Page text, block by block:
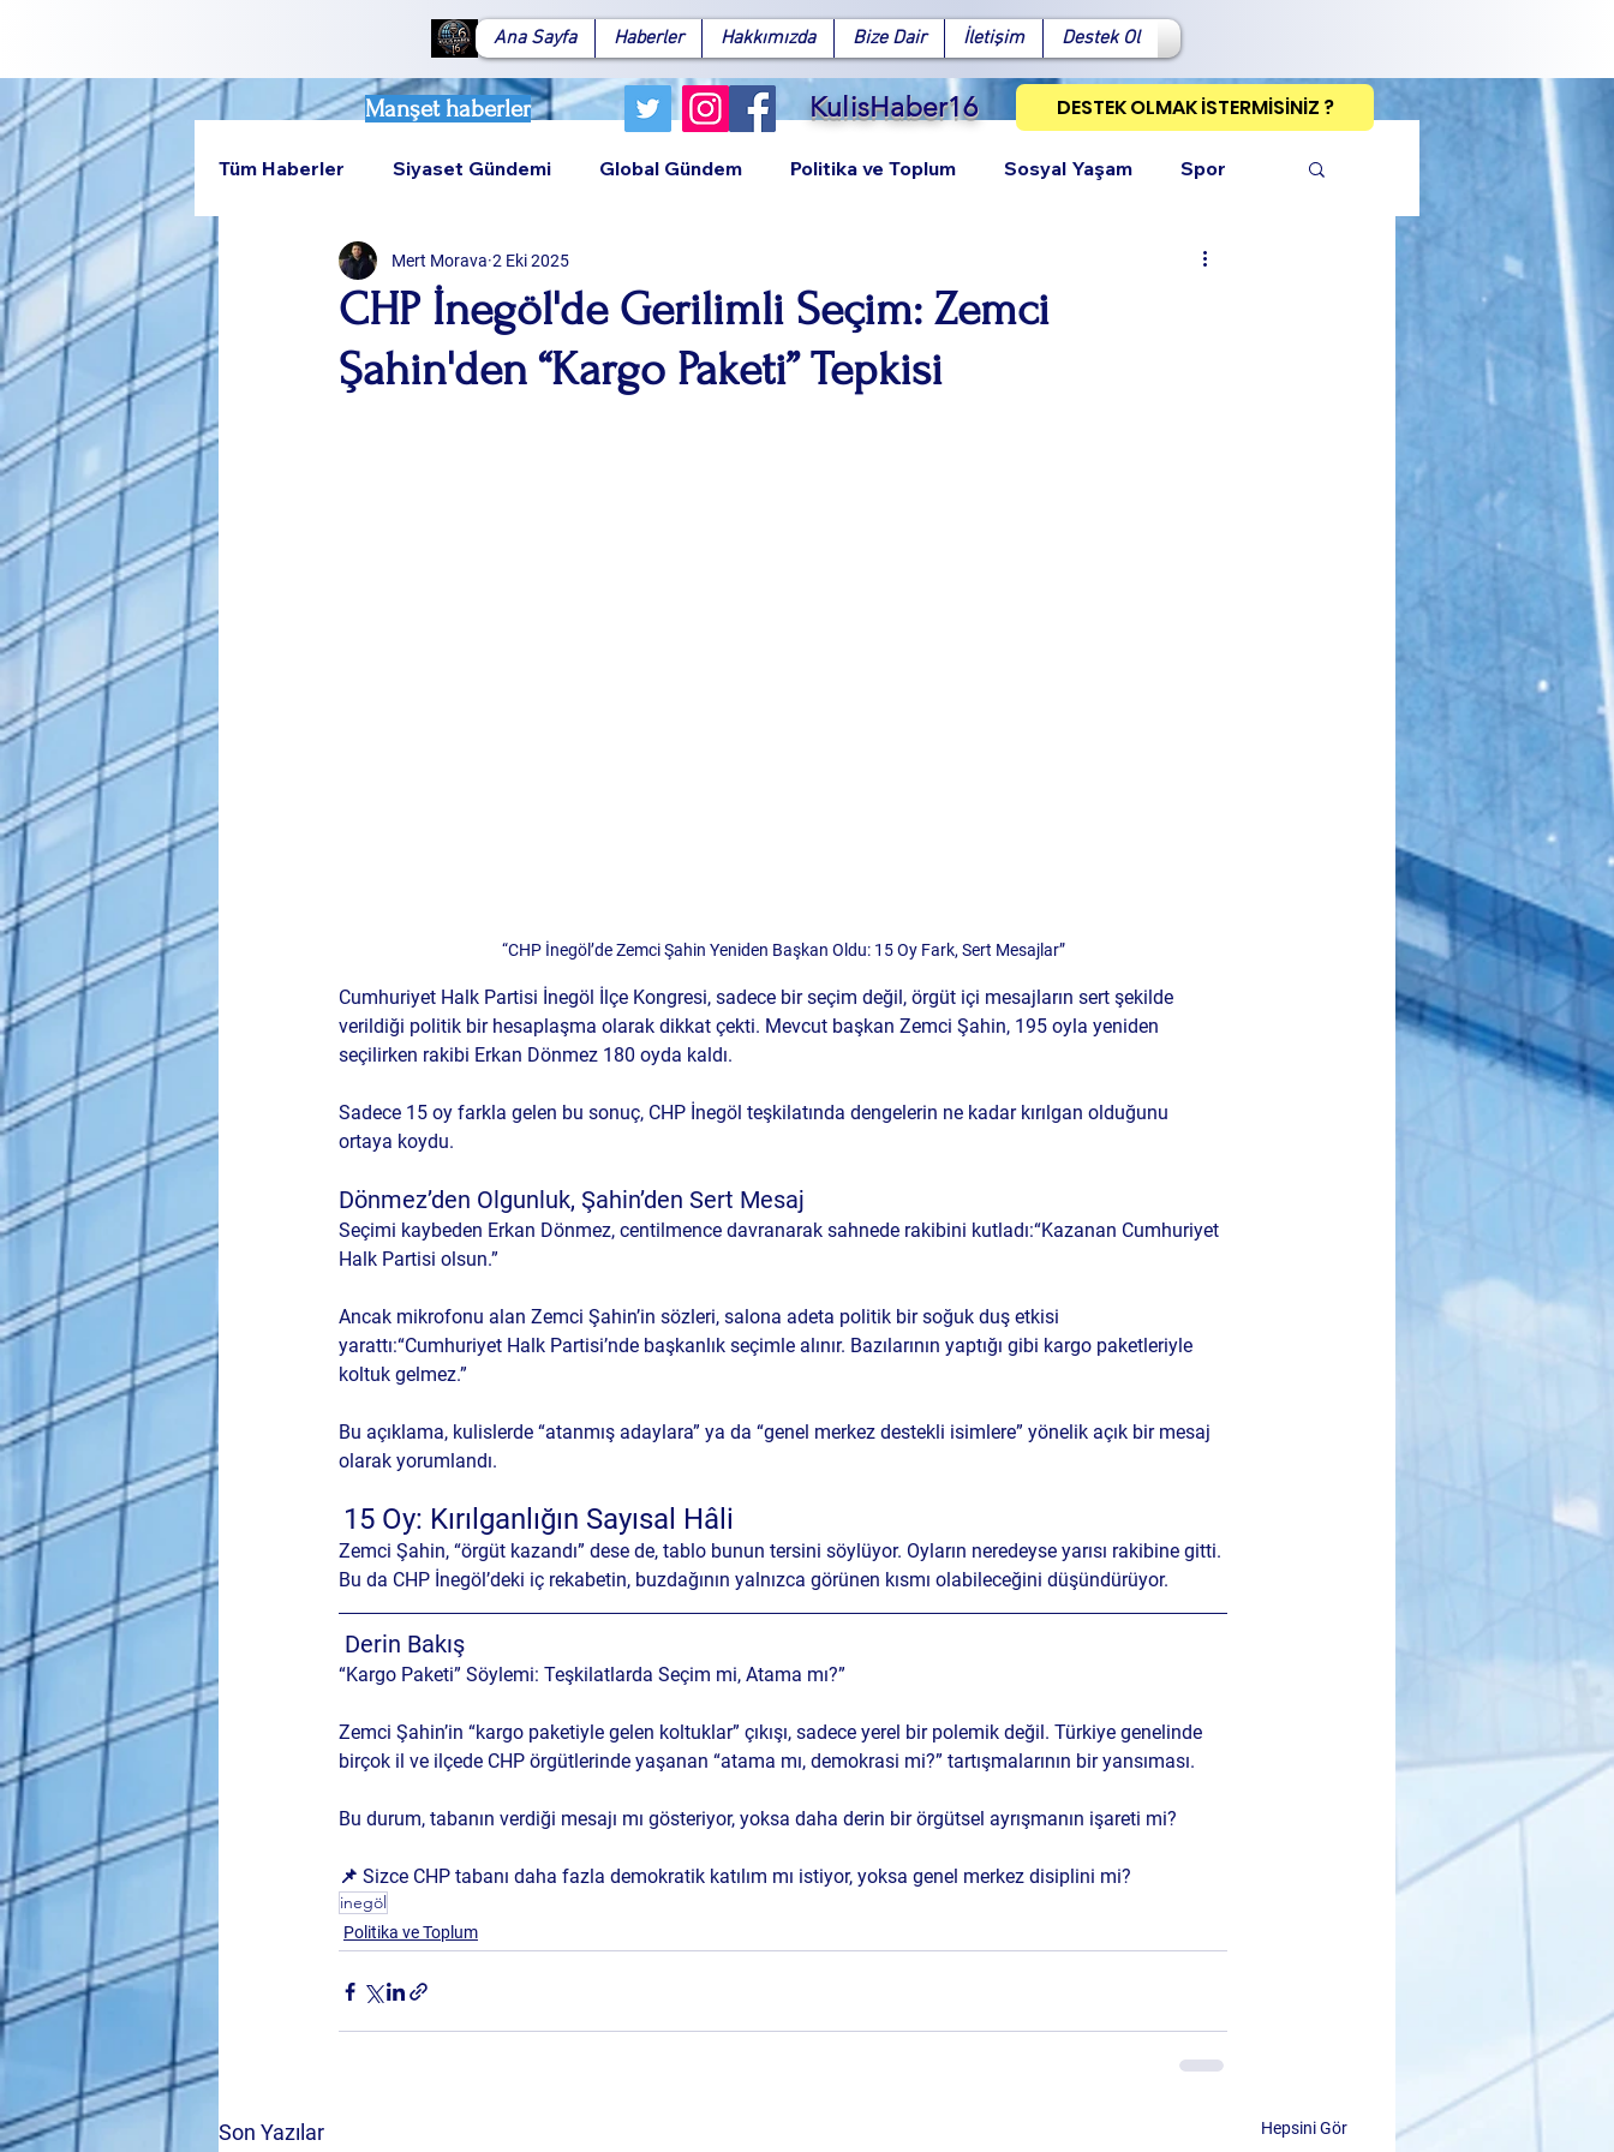
Ana Sayfa Haberler Hakkımızda Bize Dair İletişim Destek Ol
Manşet haberler KulisHaber16 DESTEK OLMAK İSTERMİSİNİZ ?
Facebook X (Twitter) WhatsApp LinkedIn
Tüm Haberler Siyaset Gündemi Global Gündem Politika ve Toplum Sosyal Yaşam Spor
Teknoloji Rumeli
CHP İnegöl'de Gerilimli Seçim: Zemci
Şahin'den “Kargo Paketi” Tepkisi
Mert Morava 2 Eki 2025
“CHP İnegöl’de Zemci Şahin Yeniden Başkan Oldu: 15 Oy Fark, Sert Mesajlar”
Cumhuriyet Halk Partisi İnegöl İlçe Kongresi, sadece bir seçim değil, örgüt içi mesajların sert şekilde
verildiği politik bir hesaplaşma olarak dikkat çekti. Mevcut başkan Zemci Şahin, 195 oyla yeniden
seçilirken rakibi Erkan Dönmez 180 oyda kaldı.
Sadece 15 oy farkla gelen bu sonuç, CHP İnegöl teşkilatında dengelerin ne kadar kırılgan olduğunu
ortaya koydu.
Dönmez’den Olgunluk, Şahin’den Sert Mesaj
Seçimi kaybeden Erkan Dönmez, centilmence davranarak sahnede rakibini kutladı:“Kazanan Cumhuriyet
Halk Partisi olsun.”
Ancak mikrofonu alan Zemci Şahin’in sözleri, salona adeta politik bir soğuk duş etkisi
yarattı:“Cumhuriyet Halk Partisi’nde başkanlık seçimle alınır. Bazılarının yaptığı gibi kargo paketleriyle
koltuk gelmez.”
Bu açıklama, kulislerde “atanmış adaylara” ya da “genel merkez destekli isimlere” yönelik açık bir mesaj
olarak yorumlandı.
15 Oy: Kırılganlığın Sayısal Hâli
Zemci Şahin, “örgüt kazandı” dese de, tablo bunun tersini söylüyor. Oyların neredeyse yarısı rakibine gitti.
Bu da CHP İnegöl’deki iç rekabetin, buzdağının yalnızca görünen kısmı olabileceğini düşündürüyor.
Derin Bakış
“Kargo Paketi” Söylemi: Teşkilatlarda Seçim mi, Atama mı?”
Zemci Şahin’in “kargo paketiyle gelen koltuklar” çıkışı, sadece yerel bir polemik değil. Türkiye genelinde
birçok il ve ilçede CHP örgütlerinde yaşanan “atama mı, demokrasi mi?” tartışmalarının bir yansıması.
Bu durum, tabanın verdiği mesajı mı gösteriyor, yoksa daha derin bir örgütsel ayrışmanın işareti mi?
📌 Sizce CHP tabanı daha fazla demokratik katılım mı istiyor, yoksa genel merkez disiplini mi?
inegöl
Politika ve Toplum
Son Yazılar Hepsini Gör